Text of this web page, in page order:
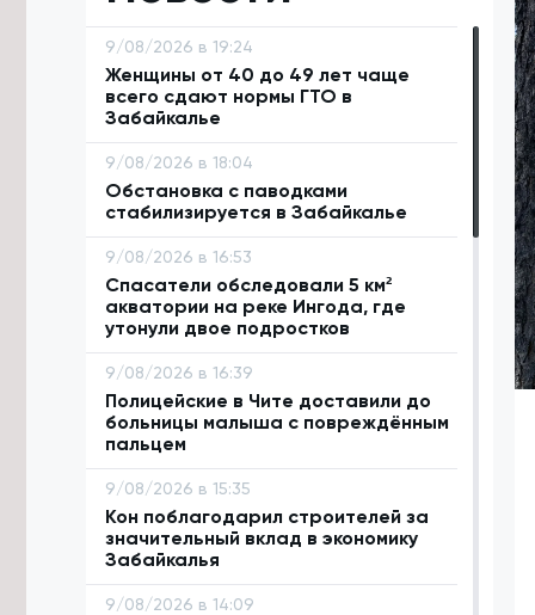
9/08/2026 в 19:24
Женщины от 40 до 49 лет чаще
всего сдают нормы ГТО в
Забайкалье
9/08/2026 в 18:04
Обстановка с паводками
стабилизируется в Забайкалье
9/08/2026 в 16:53
Спасатели обследовали 5 км²
акватории на реке Ингода, где
утонули двое подростков
9/08/2026 в 16:39
Полицейские в Чите доставили до
больницы малыша с повреждённым
пальцем
9/08/2026 в 15:35
Кон поблагодарил строителей за
значительный вклад в экономику
Забайкалья
9/08/2026 в 14:09